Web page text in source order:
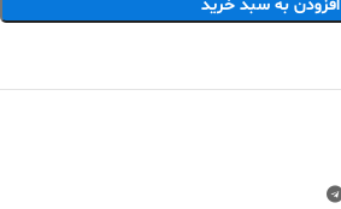
افزودن به سبد خرید